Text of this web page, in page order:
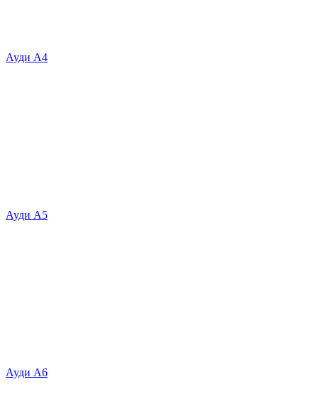
Ауди А4
Ауди А5
Ауди А6